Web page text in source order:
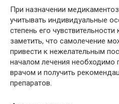
При назначении
учитывать индивидуальные
степень его
заметить, что самолечение
привести к нежелательным
началом лечения необходимо
врачом и получить
препаратов.